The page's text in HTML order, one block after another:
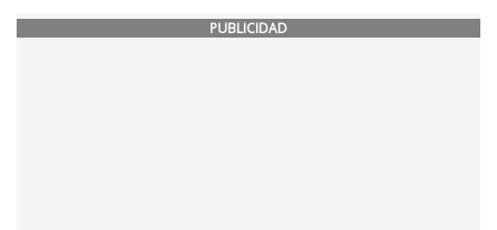
PUBLICIDAD